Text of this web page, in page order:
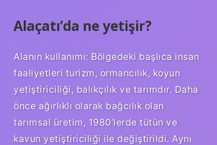
Alaçatı’da ne yetişir?
Alanın kullanımı: Bölgedeki başlıca insan
faaliyetleri turizm, ormancılık, koyun
yetiştiriciliği, balıkçılık ve tarımdır. Daha
önce ağırlıklı olarak bağcılık olan
tarımsal üretim, 1980’lerde tütün ve
kavun yetiştiriciliği ile değiştirildi. Aynı